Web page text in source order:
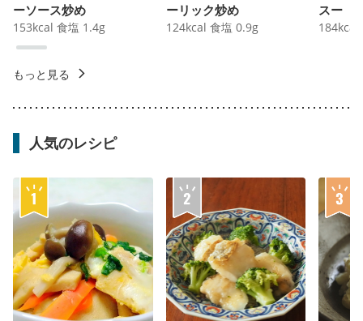
ーソース炒め
153kcal 食塩 1.4g
ーリック炒め
124kcal 食塩 0.9g
スー
184kcal
もっと見る
人気のレシピ